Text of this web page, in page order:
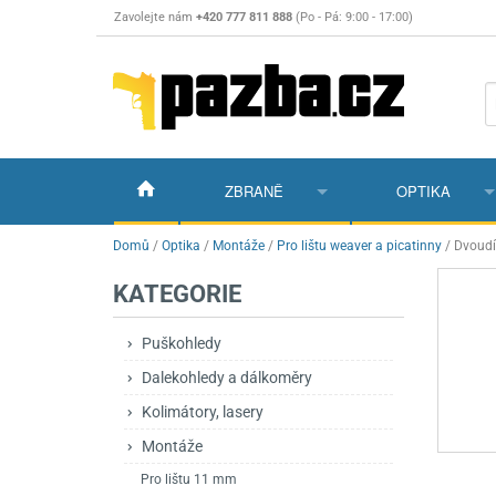
Zavolejte nám +420 777 811 888 (Po - Pá: 9:00 - 17:00)
ZBRANĚ
Vzduchovky Vzduchovky na
Příslušenství pro
Vzduchové pistole a revolvery
Plynové pistole a revolvery
Perkusní zbraně
Zbraně na ZP
OPTIKA
Puškohledy
Noční vidění a
Domů / Optika / Montáže / Pro lištu weaver a picatinny /
KATEGORIE
Puškohledy
Dalekohledy a dálkoměry
Kolimátory, lasery
Montáže
Pro lištu 11 mm